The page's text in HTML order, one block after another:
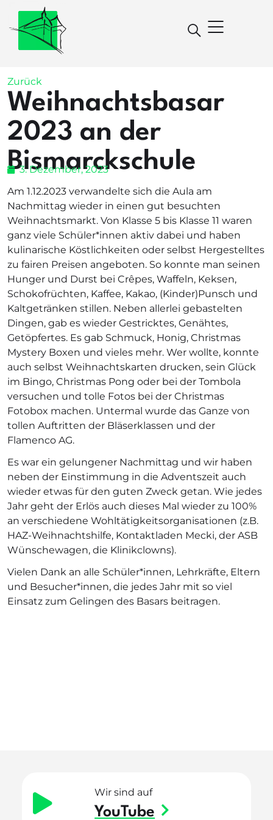
Zurück
Weihnachtsbasar
2023 an der
Bismarckschule
3. Dezember, 2023
Am 1.12.2023 verwandelte sich die Aula am
Nachmittag wieder in einen gut besuchten
Weihnachtsmarkt. Von Klasse 5 bis Klasse 11 waren
ganz viele Schüler*innen aktiv dabei und haben
kulinarische Köstlichkeiten oder selbst Hergestelltes
zu fairen Preisen angeboten. So konnte man seinen
Hunger und Durst bei Crêpes, Waffeln, Keksen,
Schokofrüchten, Kaffee, Kakao, (Kinder)Punsch und
Kaltgetränken stillen. Neben allerlei gebastelten
Dingen, gab es wieder Gestricktes, Genähtes,
Getöpfertes. Es gab Schmuck, Honig, Christmas
Mystery Boxen und vieles mehr. Wer wollte, konnte
auch selbst Weihnachtskarten drucken, sein Glück
im Bingo, Christmas Pong oder bei der Tombola
versuchen und tolle Fotos bei der Christmas
Fotobox machen. Untermal wurde das Ganze von
tollen Auftritten der Bläserklassen und der
Flamenco AG.
Es war ein gelungener Nachmittag und wir haben
neben der Einstimmung in die Adventszeit auch
wieder etwas für den guten Zweck getan. Wie jedes
Jahr geht der Erlös auch dieses Mal wieder zu 100%
an verschiedene Wohltätigkeitsorganisationen (z.B.
HAZ-Weihnachtshilfe, Kontaktladen Mecki, der ASB
Wünschewagen, die Klinikclowns).
Vielen Dank an alle Schüler*innen, Lehrkräfte, Eltern
und Besucher*innen, die jedes Jahr mit so viel
Einsatz zum Gelingen des Basars beitragen.
Wir sind auf
YouTube